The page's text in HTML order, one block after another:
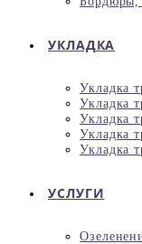
УКЛАДКА
Укладка
Укладка
Укладка
Укладка
Укладка
УСЛУГИ